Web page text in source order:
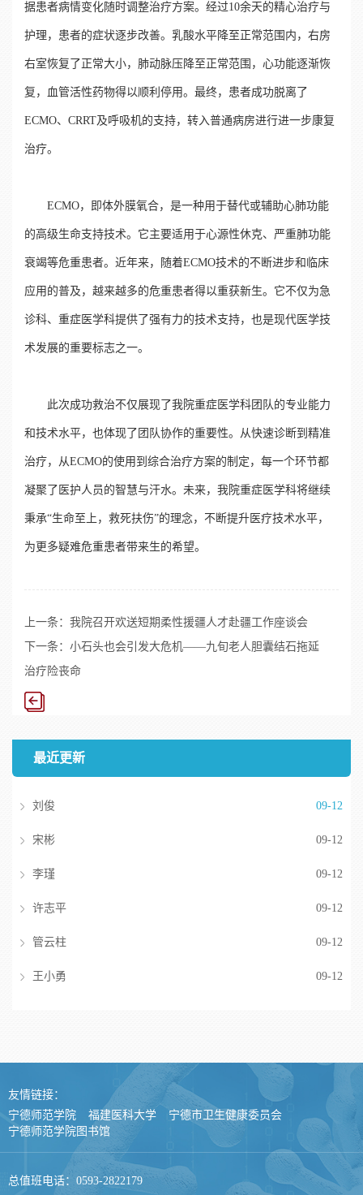
据患者病情变化随时调整治疗方案。经过10余天的精心治疗与
护理，患者的症状逐步改善。乳酸水平降至正常范围内，右房
右室恢复了正常大小，肺动脉压降至正常范围，心功能逐渐恢
复，血管活性药物得以顺利停用。最终，患者成功脱离了
ECMO、CRRT及呼吸机的支持，转入普通病房进行进一步康复
治疗。
ECMO，即体外膜氧合，是一种用于替代或辅助心肺功能
的高级生命支持技术。它主要适用于心源性休克、严重肺功能
衰竭等危重患者。近年来，随着ECMO技术的不断进步和临床
应用的普及，越来越多的危重患者得以重获新生。它不仅为急
诊科、重症医学科提供了强有力的技术支持，也是现代医学技
术发展的重要标志之一。
此次成功救治不仅展现了我院重症医学科团队的专业能力
和技术水平，也体现了团队协作的重要性。从快速诊断到精准
治疗，从ECMO的使用到综合治疗方案的制定，每一个环节都
凝聚了医护人员的智慧与汗水。未来，我院重症医学科将继续
秉承“生命至上，救死扶伤”的理念，不断提升医疗技术水平，
为更多疑难危重患者带来生的希望。
上一条： 我院召开欢送短期柔性援疆人才赴疆工作座谈会
下一条： 小石头也会引发大危机——九旬老人胆囊结石拖延
治疗险丧命
最近更新
刘俊 09-12
宋彬 09-12
李瑾 09-12
许志平 09-12
管云柱 09-12
王小勇 09-12
友情链接：
宁德师范学院
福建医科大学
宁德市卫生健康委员会
宁德师范学院图书馆
总值班电话：0593-2822179